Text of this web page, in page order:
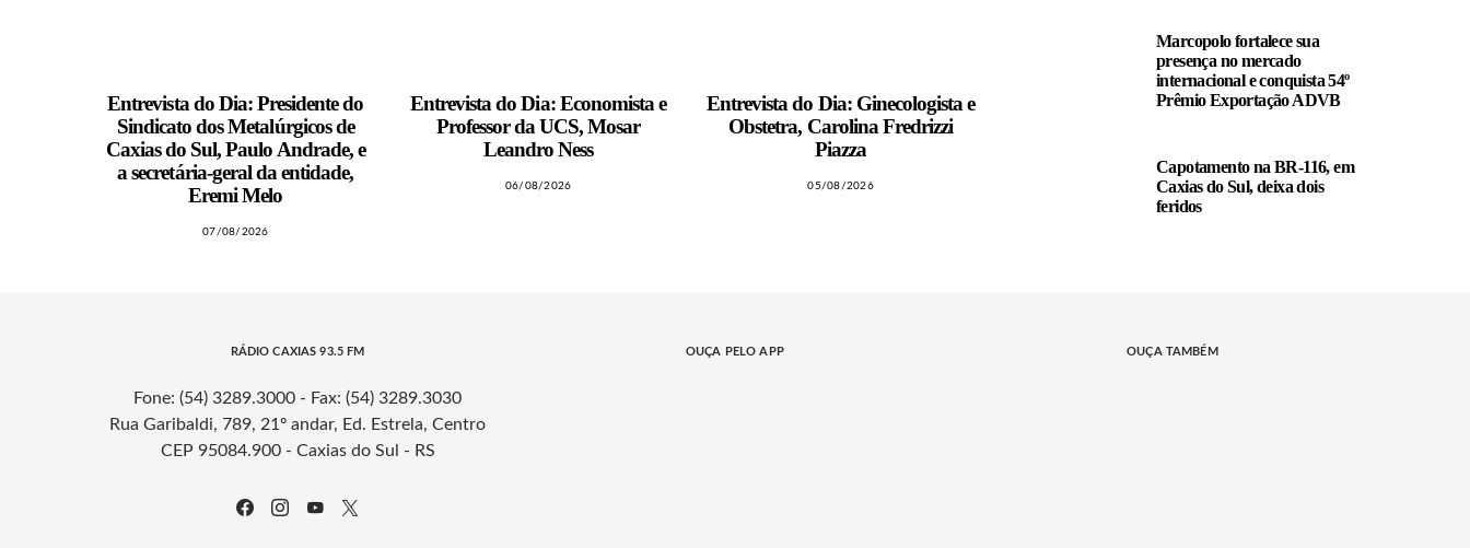
Entrevista do Dia: Presidente do
Sindicato dos Metalúrgicos de
Caxias do Sul, Paulo Andrade, e
a secretária-geral da entidade,
Eremi Melo
07/08/2026
Entrevista do Dia: Economista e
Professor da UCS, Mosar
Leandro Ness
06/08/2026
Entrevista do Dia: Ginecologista e
Obstetra, Carolina Fredrizzi
Piazza
05/08/2026
Marcopolo fortalece sua
presença no mercado
internacional e conquista 54º
Prêmio Exportação ADVB
Capotamento na BR-116, em
Caxias do Sul, deixa dois
feridos
RÁDIO CAXIAS 93.5 FM
Fone: (54) 3289.3000 - Fax: (54) 3289.3030
Rua Garibaldi, 789, 21º andar, Ed. Estrela, Centro
CEP 95084.900 - Caxias do Sul - RS
OUÇA PELO APP OUÇA TAMBÉM